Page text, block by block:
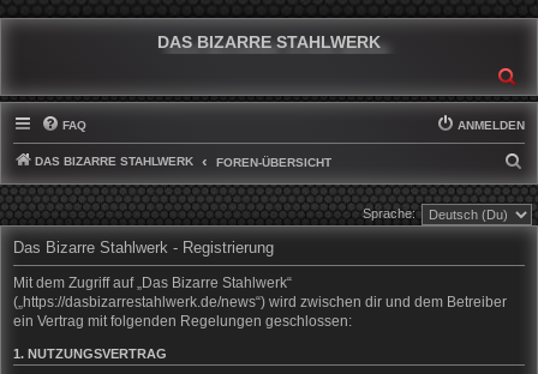
DAS BIZARRE STAHLWERK
FAQ ANMELDEN
DAS BIZARRE STAHLWERK FOREN-ÜBERSICHT
U
C
Sprache:
Das Bizarre Stahlwerk - Registrierung
Mit dem Zugriff auf „Das Bizarre Stahlwerk“
(„https://dasbizarrestahlwerk.de/news“) wird zwischen dir und dem Betreiber
ein Vertrag mit folgenden Regelungen geschlossen:
1. NUTZUNGSVERTRAG